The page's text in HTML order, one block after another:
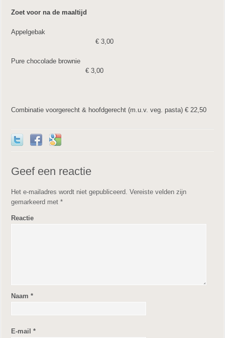
Zoet voor na de maaltijd
Appelgebak
€ 3,00
Pure chocolade brownie
€ 3,00
Combinatie voorgerecht & hoofdgerecht (m.u.v. veg. pasta) € 22,50
Geef een reactie
Het e-mailadres wordt niet gepubliceerd. Vereiste velden zijn
gemarkeerd met *
Reactie
Naam *
E-mail *